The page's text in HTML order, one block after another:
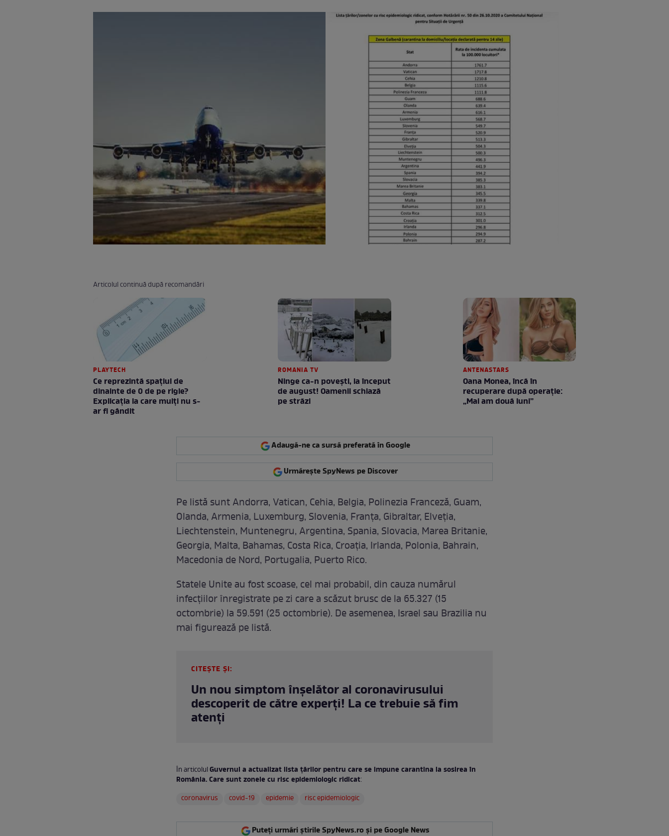
Articolul continuă după recomandări
PLAYTECH
Ce reprezintă spaţiul de
dinainte de 0 de pe rigle?
Explicaţia la care mulţi nu s-
ar fi gândit
ROMANIA TV
Ninge ca-n povești, la început
de august! Oamenii schiază
pe străzi
ANTENASTARS
Oana Monea, încă în
recuperare după operație:
„Mai am două luni”
Adaugă-ne ca sursă preferată în Google
Urmărește SpyNews pe Discover
Pe listă sunt Andorra, Vatican, Cehia, Belgia, Polinezia Franceză, Guam,
Olanda, Armenia, Luxemburg, Slovenia, Franța, Gibraltar, Elveția,
Liechtenstein, Muntenegru, Argentina, Spania, Slovacia, Marea Britanie,
Georgia, Malta, Bahamas, Costa Rica, Croația, Irlanda, Polonia, Bahrain,
Macedonia de Nord, Portugalia, Puerto Rico.
Statele Unite au fost scoase, cel mai probabil, din cauza numărul
infecțiilor înregistrate pe zi care a scăzut brusc de la 65.327 (15
octombrie) la 59.591 (25 octombrie). De asemenea, Israel sau Brazilia nu
mai figurează pe listă.
CITEȘTE ȘI:
Un nou simptom înșelător al coronavirusului
descoperit de către experți! La ce trebuie să fim
atenți
În articolulGuvernul a actualizat lista țărilor pentru care se impune carantina la sosirea în
România. Care sunt zonele cu risc epidemiologic ridicat:
coronavirus
covid-19 epidemie risc epidemiologic
Puteți urmări știrile SpyNews.ro și pe Google News